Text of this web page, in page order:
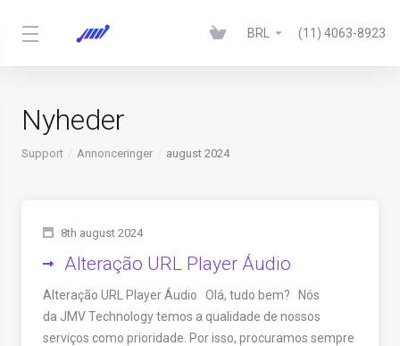
BRL (11) 4063-8923
Nyheder
Support Annonceringer august 2024
8th august 2024
Alteração URL Player Áudio
Alteração URL Player Áudio Olá, tudo bem? Nós
da JMV Technology temos a qualidade de nossos
serviços como prioridade. Por isso, procuramos sempre